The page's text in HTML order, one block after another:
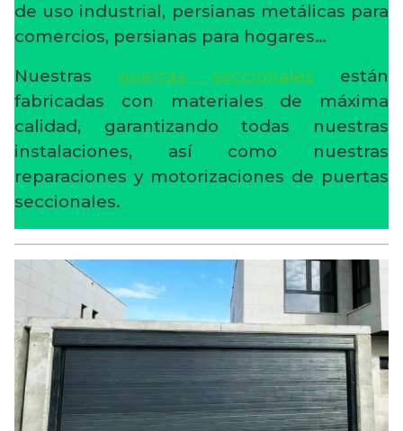
de uso industrial, persianas metálicas para
comercios, persianas para hogares…
Nuestras puertas seccionales están
fabricadas con materiales de máxima
calidad, garantizando todas nuestras
instalaciones, así como nuestras
reparaciones y motorizaciones de puertas
seccionales.